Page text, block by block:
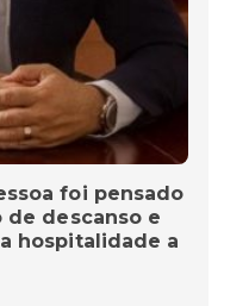
foi pensado
de descanso e
hospitalidade a